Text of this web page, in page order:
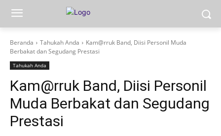
Beranda Tahukah Anda
Kam@rruk Band, Diisi Personil Muda
Berbakat dan Segudang Prestasi
Tahukah Anda
Kam@rruk Band, Diisi Personil
Muda Berbakat dan Segudang
Prestasi